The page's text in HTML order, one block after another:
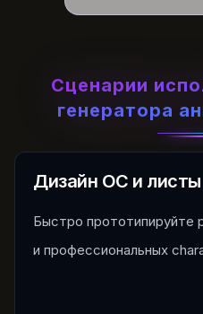
Сценарии
генератора
Дизайн OC и
Быстро прототипируйте
и профессиональных